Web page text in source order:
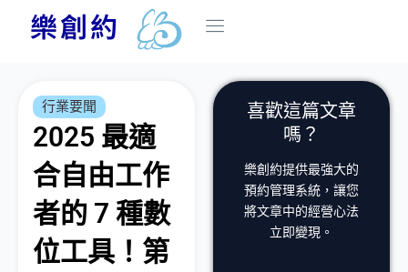
樂創約
行業要聞
2025 最適
合自由工作
者的 7 種數
位工具！第
喜歡這篇文章
嗎？
樂創約提供最強大的
預約管理系統，讓您
將文章中的經營心法
立即變現。